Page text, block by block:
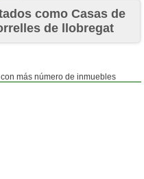
como Casas de
de llobregat
más número de inmuebles